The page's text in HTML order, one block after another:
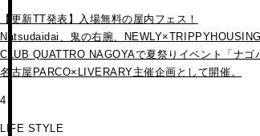
【更新TT発表】入場無料の屋内フェス！
Natsudaidai、鬼の右腕、
CLUB QUATTRO NAGOYAで夏祭りイベント「ナゴ
名古屋PARCO×LIVERARY主催企画として開催。
4
LIFE STYLE